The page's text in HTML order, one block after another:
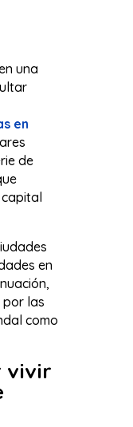
una
en
de
en
por las
como
vivir